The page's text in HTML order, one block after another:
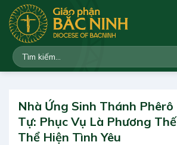
qua
dung
Nhà Ứng Sinh Thánh Phêrô
Tự: Phục Vụ Là Phương Thế
Thể Hiện Tình Yêu